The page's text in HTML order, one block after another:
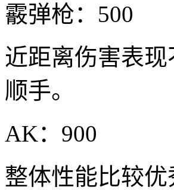
霰弹枪：500
近距离伤害表
顺手。
AK：900
整体性能比较